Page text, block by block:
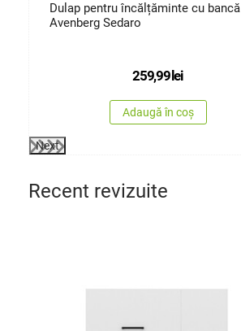
Dulap pentru încălțăminte cu bancă
Avenberg Sedaro
259,99lei
Adaugă în coș
Next
Recent revizuite